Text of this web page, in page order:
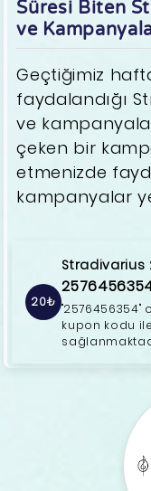
Süresi Biten
ve
Geçtiğimiz
faydalandığı
ve
çeken bir
etmenizde
kampanyalar
20₺
Stradivarius
kupon kodu